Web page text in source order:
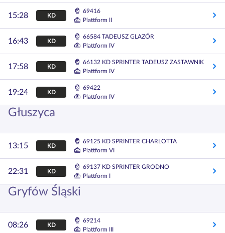
15:28 KD
69416
Plattform II
16:43 KD
66584 TADEUSZ GLAZÓR
Plattform IV
17:58 KD
66132 KD SPRINTER TADEUSZ ZASTAWNIK
Plattform IV
19:24 KD
69422
Plattform IV
Głuszyca
13:15 KD
69125 KD SPRINTER CHARLOTTA
Plattform VI
22:31 KD
69137 KD SPRINTER GRODNO
Plattform I
Gryfów Śląski
08:26 KD
69214
Plattform III